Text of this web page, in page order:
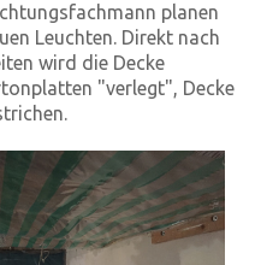
planen
Leuchten. Direkt nach
wird die Decke
"verlegt", Decke